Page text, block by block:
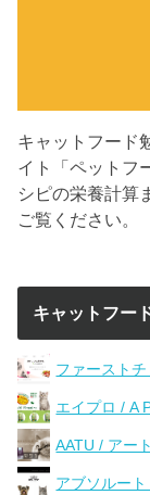
キャットフード
イト「ペットフ
シピの栄養計算
ご覧ください。
キャットフー
ファーストチ
エイプロ / A
AATU / アー
アブソルート